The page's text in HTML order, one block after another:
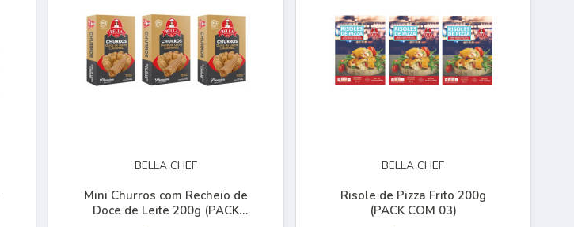
BELLA CHEF
Mini Churros com Recheio de
Doce de Leite 200g (PACK
BELLA CHEF
Risole de Pizza Frito 200g
(PACK COM 03)